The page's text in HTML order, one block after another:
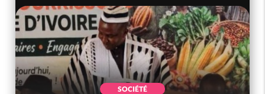
SOCIÉTÉ